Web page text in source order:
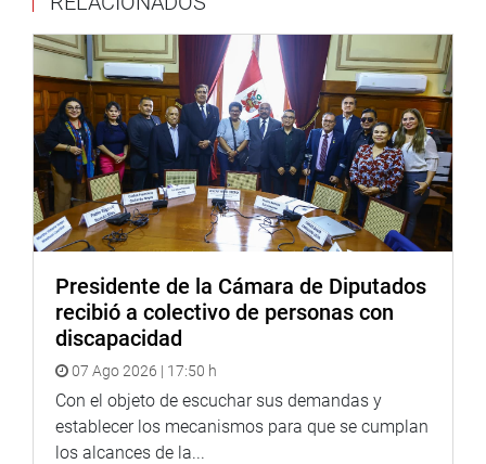
PRENSA-CONGRESO
Puede encontrar más información en nuestra página web
y redes sociales.
http://www.congreso.gob.pe/
Facebook:https://www.facebook.com/congresoperu
Twitter:https://twitter.com/congresoperu
Youtube:http://www.youtube.com/congresoperu
Soundcloud:https://soundcloud.com/radiocongreso
Presidente de la Cámara de Diputados
recibió a colectivo de personas con
discapacidad
07 Ago 2026 | 17:50 h
Con el objeto de escuchar sus demandas y
establecer los mecanismos para que se cumplan
los alcances de la...